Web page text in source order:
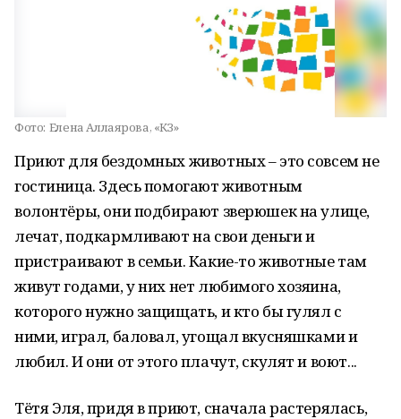
Фото: Елена Аллаярова, «КЗ»
Приют для бездомных животных – это совсем не
гостиница. Здесь помогают животным
волонтёры, они подбирают зверюшек на улице,
лечат, подкармливают на свои деньги и
пристраивают в семьи. Какие-то животные там
живут годами, у них нет любимого хозяина,
которого нужно защищать, и кто бы гулял с
ними, играл, баловал, угощал вкусняшками и
любил. И они от этого плачут, скулят и воют...
Тётя Эля, придя в приют, сначала растерялась,